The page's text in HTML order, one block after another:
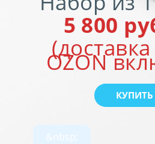
5 800
OZON
КУПИТЬ
&nbsp;